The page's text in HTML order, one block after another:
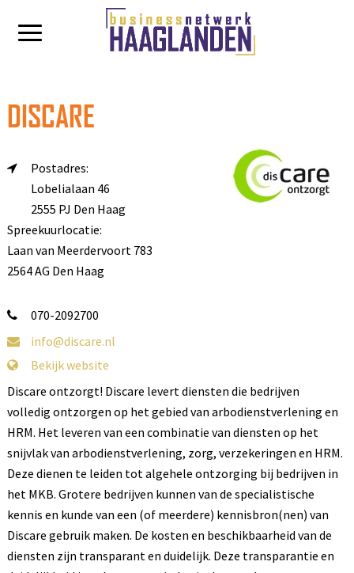
DISCARE
Postadres:
Lobelialaan 46
2555 PJ Den Haag
Spreekuurlocatie:
Laan van Meerdervoort 783
2564 AG Den Haag
070-2092700
info@discare.nl
Bekijk website
Discare ontzorgt! Discare levert diensten die bedrijven
volledig ontzorgen op het gebied van arbodienstverlening en
HRM. Het leveren van een combinatie van diensten op het
snijvlak van arbodienstverlening, zorg, verzekeringen en HRM.
Deze dienen te leiden tot algehele ontzorging bij bedrijven in
het MKB. Grotere bedrijven kunnen van de specialistische
kennis en kunde van een (of meerdere) kennisbron(nen) van
Discare gebruik maken. De kosten en beschikbaarheid van de
diensten zijn transparant en duidelijk. Deze transparantie en